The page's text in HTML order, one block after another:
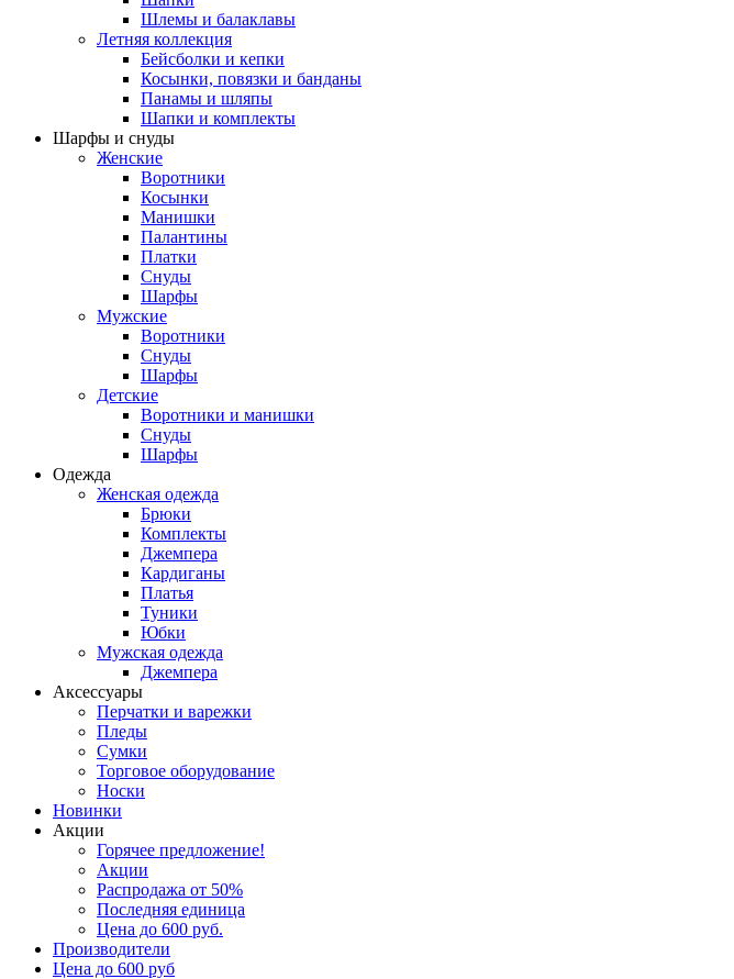
Шлемы и балаклавы
Летняя коллекция
Бейсболки и кепки
Косынки, повязки и банданы
Панамы и шляпы
Шапки и комплекты
Шарфы и снуды
Женские
Воротники
Косынки
Манишки
Палантины
Платки
Снуды
Шарфы
Мужские
Воротники
Снуды
Шарфы
Детские
Воротники и манишки
Снуды
Шарфы
Одежда
Женская одежда
Брюки
Комплекты
Джемпера
Кардиганы
Платья
Туники
Юбки
Мужская одежда
Джемпера
Аксессуары
Перчатки и варежки
Пледы
Сумки
Торговое оборудование
Носки
Новинки
Акции
Горячее предложение!
Акции
Распродажа от 50%
Последняя единица
Цена до 600 руб.
Производители
Цена до 600 руб